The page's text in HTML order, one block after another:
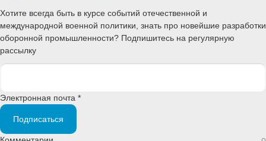
Хотите всегда быть в курсе событий отечественной и
международной военной политики, знать про новейшие разработки
оборонной промышленности? Подпишитесь на регулярную
рассылку
Электронная почта *
Подписаться